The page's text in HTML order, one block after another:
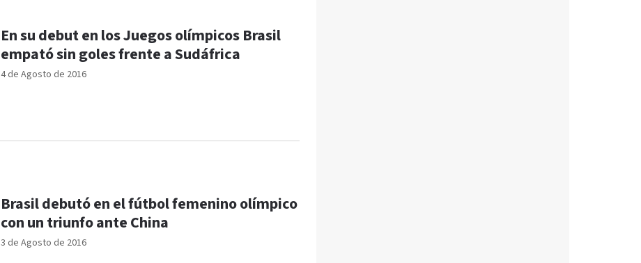
4 de Agosto de 2016
En su debut en los Juegos olímpicos Brasil
empató sin goles frente a Sudáfrica
3 de Agosto de 2016
Brasil debutó en el fútbol femenino olímpico
con un triunfo ante China